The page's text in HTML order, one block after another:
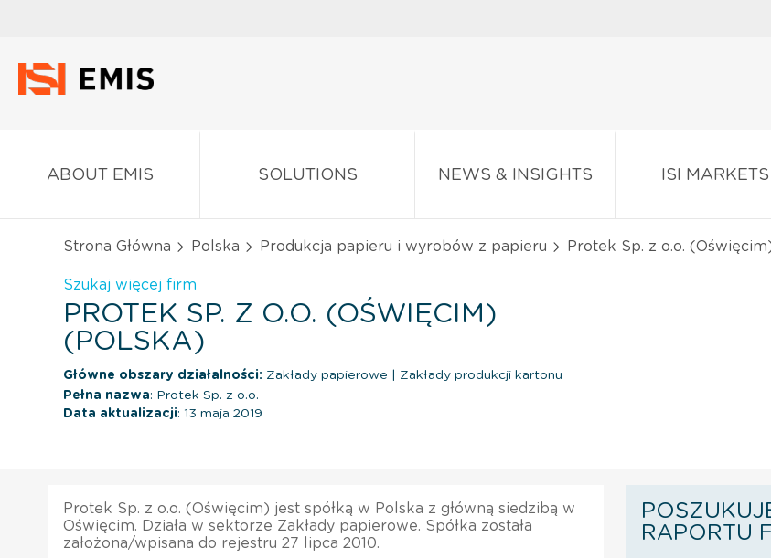
ABOUT EMIS SOLUTIONS NEWS & INSIGHTS ISI MARKETS
Strona Główna Polska Produkcja papieru i wyrobów z papieru Protek Sp. z o.o.
Szukaj więcej firm
PROTEK SP. Z O.O. (OŚWIĘCIM)
(POLSKA)
Główne obszary działalności: Zakłady papierowe
Zakłady produkcji kartonu
Pełna nazwa: Protek Sp. z o.o.
Data aktualizacji: 13 maja 2019
Protek Sp. z o.o. (Oświęcim) jest spółką w Polska z główną siedzibą w
Oświęcim. Działa w sektorze Zakłady papierowe. Spółka została
założona/wpisana do rejestru 27 lipca 2010.
RAPORTU